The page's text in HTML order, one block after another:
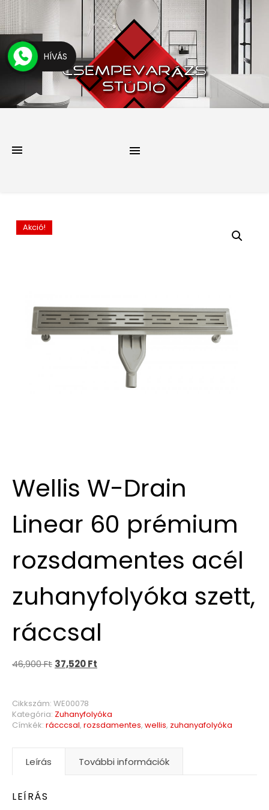
Akció!
Wellis W-Drain
Linear 60 prémium
rozsdamentes acél
zuhanyfolyóka szett,
ráccsal
46,900Ft 37,520Ft
Cikkszám: WE00078
Kategória: Zuhanyfolyóka
Címkék: rácccsal, rozsdamentes, wellis, zuhanyafolyóka
Leírás További információk
LEÍRÁS
HÍVÁS